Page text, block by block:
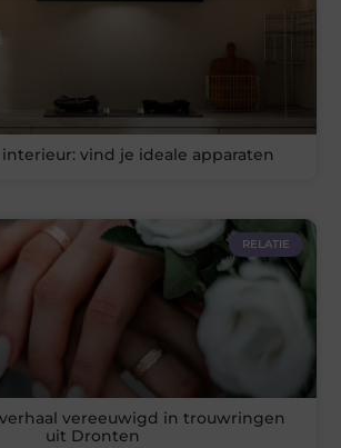
vind je ideale apparaten
RELATIE
vereeuwigd in trouwringen
uit Dronten